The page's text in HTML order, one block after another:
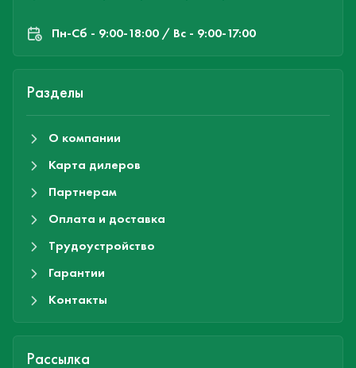
Пн-Cб - 9:00-18:00 / Вс - 9:00-17:00
Разделы
О компании
Карта дилеров
Партнерам
Оплата и доставка
Трудоустройство
Гарантии
Контакты
Рассылка